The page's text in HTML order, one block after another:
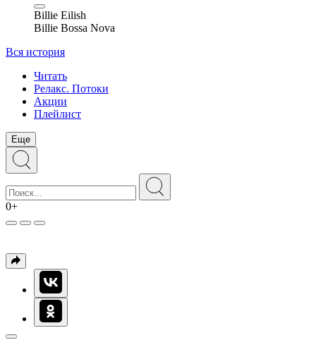
Billie Eilish
Billie Bossa Nova
Вся история
Читать
Релакс. Потоки
Акции
Плейлист
Еще
0+